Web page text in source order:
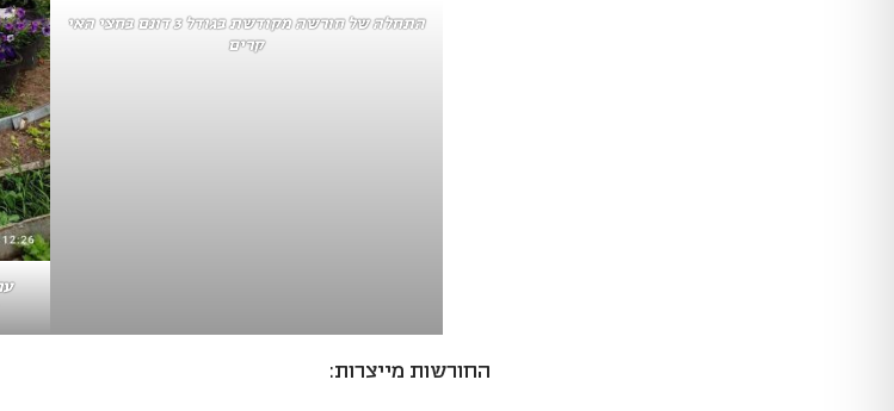
התחלה של חורשה מקודשת בגודל 3 דונם בחצי האי
קרים
החורשות מייצרות: